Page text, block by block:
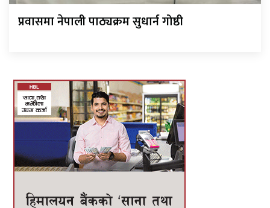
प्रवासमा नेपाली पाठ्यक्रम सुधार्न गोष्ठी